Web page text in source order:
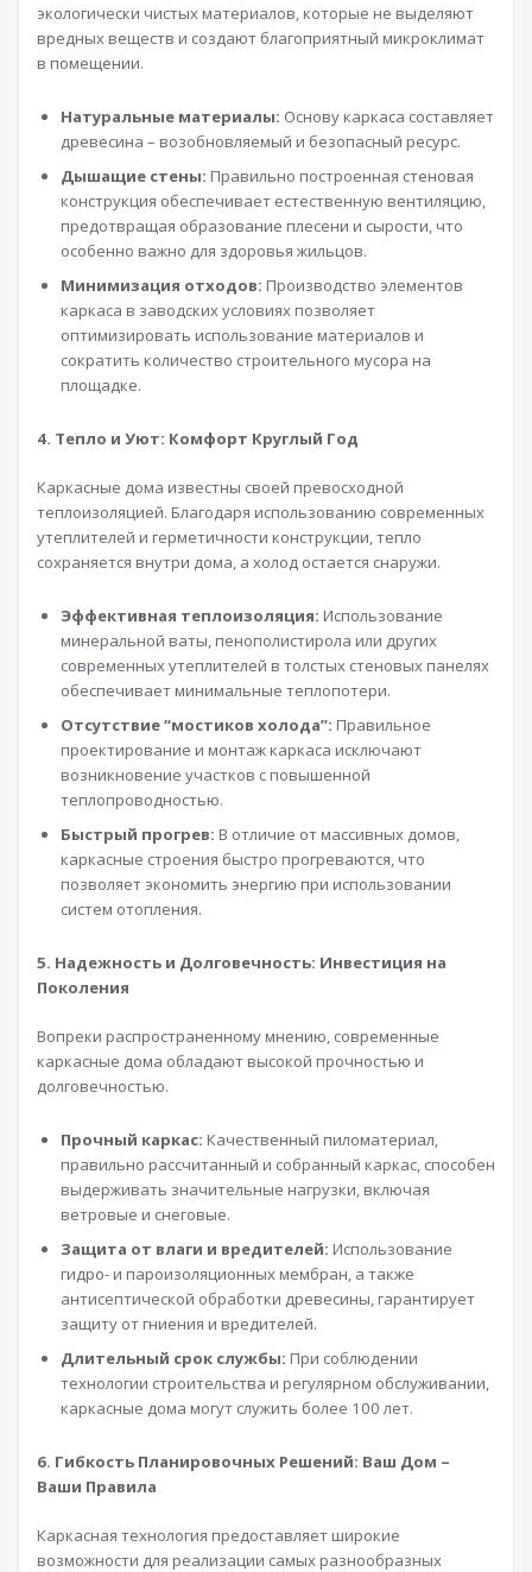
экологически чистых материалов, которые не выделяют
вредных веществ и создают благоприятный микроклимат
в помещении.
Натуральные материалы: Основу каркаса составляет
древесина – возобновляемый и безопасный ресурс.
Дышащие стены: Правильно построенная стеновая
конструкция обеспечивает естественную вентиляцию,
предотвращая образование плесени и сырости, что
особенно важно для здоровья жильцов.
Минимизация отходов: Производство элементов
каркаса в заводских условиях позволяет
оптимизировать использование материалов и
сократить количество строительного мусора на
площадке.
4. Тепло и Уют: Комфорт Круглый Год
Каркасные дома известны своей превосходной
теплоизоляцией. Благодаря использованию современных
утеплителей и герметичности конструкции, тепло
сохраняется внутри дома, а холод остается снаружи.
Эффективная теплоизоляция: Использование
минеральной ваты, пенополистирола или других
современных утеплителей в толстых стеновых панелях
обеспечивает минимальные теплопотери.
Отсутствие “мостиков холода”: Правильное
проектирование и монтаж каркаса исключают
возникновение участков с повышенной
теплопроводностью.
Быстрый прогрев: В отличие от массивных домов,
каркасные строения быстро прогреваются, что
позволяет экономить энергию при использовании
систем отопления.
5. Надежность и Долговечность: Инвестиция на
Поколения
Вопреки распространенному мнению, современные
каркасные дома обладают высокой прочностью и
долговечностью.
Прочный каркас: Качественный пиломатериал,
правильно рассчитанный и собранный каркас, способен
выдерживать значительные нагрузки, включая
ветровые и снеговые.
Защита от влаги и вредителей: Использование
гидро- и пароизоляционных мембран, а также
антисептической обработки древесины, гарантирует
защиту от гниения и вредителей.
Длительный срок службы: При соблюдении
технологии строительства и регулярном обслуживании,
каркасные дома могут служить более 100 лет.
6. Гибкость Планировочных Решений: Ваш Дом –
Ваши Правила
Каркасная технология предоставляет широкие
возможности для реализации самых разнообразных